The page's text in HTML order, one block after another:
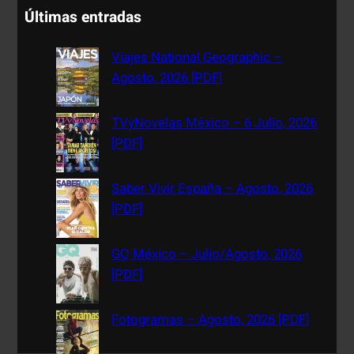
a
Últimas entradas
Viajes National Geographic –
Agosto, 2026 [PDF]
TVyNovelas México – 6 Julio, 2026
[PDF]
Saber Vivir España – Agosto, 2026
[PDF]
GQ México – Julio/Agosto, 2026
[PDF]
Fotogramas – Agosto, 2026 [PDF]